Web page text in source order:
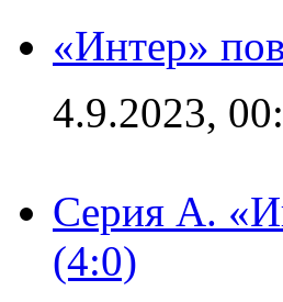
«Интер»
4.9.2023,
Серия А.
(4:0)